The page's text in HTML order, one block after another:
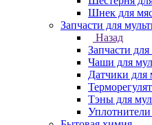
Шнек для
Запчасти для
Назад
Запчасти
Чаши для
Датчики для
Тэны для
Уплотнители